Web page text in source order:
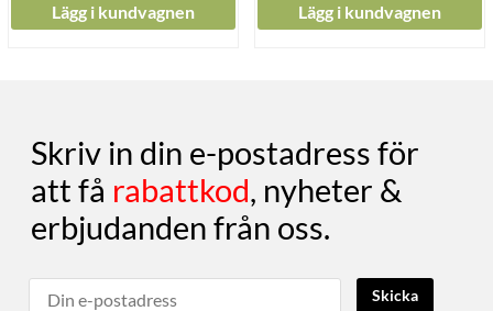
Lägg i kundvagnen Lägg i kundvagnen
Skriv in din e-postadress för
att få rabattkod, nyheter &
erbjudanden från oss.
Skicka